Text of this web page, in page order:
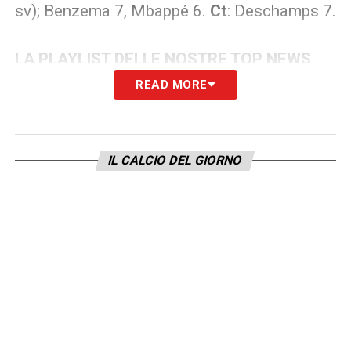
sv); Benzema 7, Mbappé 6. Ct: Deschamps 7.
LA PLAYLIST DELLE NOSTRE TOP NEWS
READ MORE
IL CALCIO DEL GIORNO